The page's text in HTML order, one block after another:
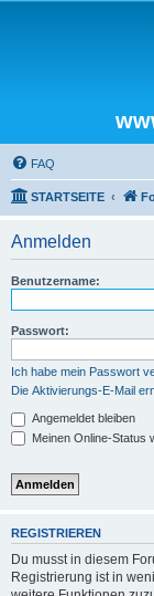
FAQ
STARTSEITE
Anmelden
Benutzername:
Passwort:
Ich habe mein Passwort
Die Aktivierungs-E-Mail
Angemeldet bleiben
Meinen Online-Status
REGISTRIEREN
Du musst in diesem
Registrierung ist in